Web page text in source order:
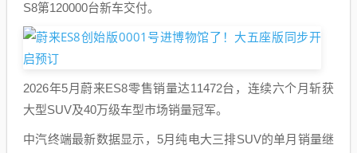
S8第120000台新车交付。
2026年5月蔚来ES8零售销量达11472台，连续六个月斩获
大型SUV及40万级车型市场销量冠军。
中汽终端最新数据显示，5月纯电大三排SUV的单月销量继